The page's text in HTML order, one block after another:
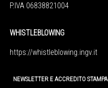
P.IVA 06838821004
WHISTLEBLOWING
https://whistleblowing.ingv.it
NEWSLETTER E ACCREDITO STAMPA